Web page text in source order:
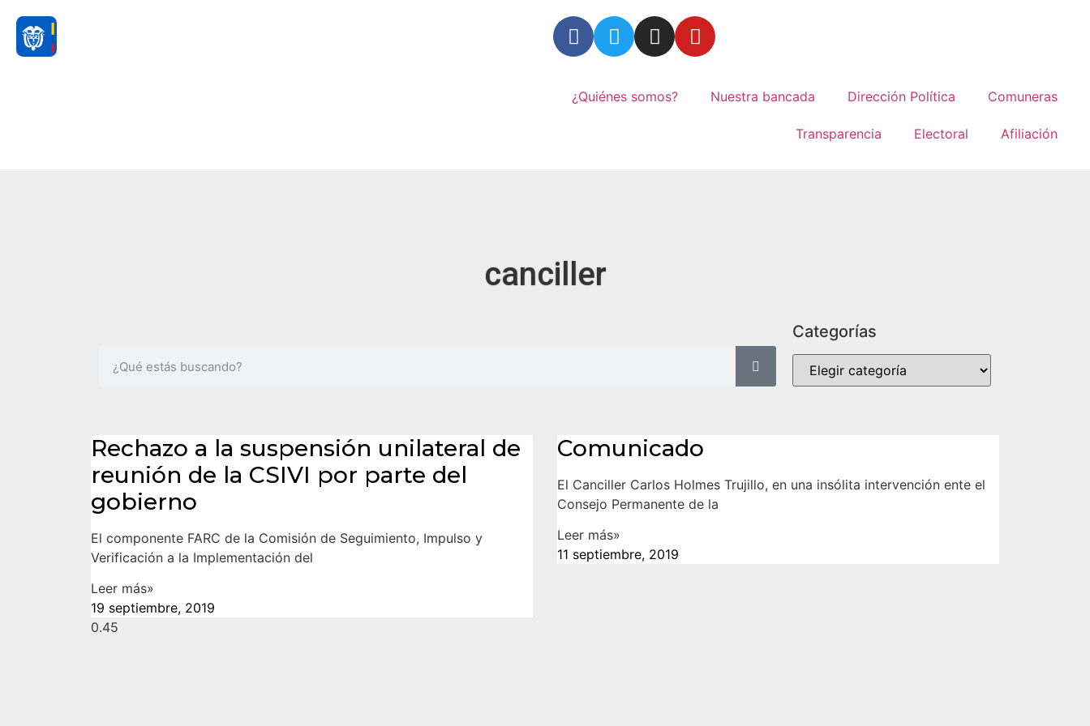
¿Quiénes somos? Nuestra bancada Dirección Política Comuneras
Transparencia Electoral Afiliación
canciller
Categorías
Rechazo a la suspensión unilateral de
reunión de la CSIVI por parte del
gobierno
El componente FARC de la Comisión de Seguimiento, Impulso y
Verificación a la Implementación del
Leer más»
19 septiembre, 2019
Comunicado
El Canciller Carlos Holmes Trujillo, en una insólita intervención ente el
Consejo Permanente de la
Leer más»
11 septiembre, 2019